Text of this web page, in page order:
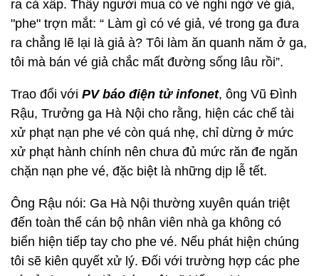
ra cả xấp. Thấy người mua có vẻ nghi ngờ vé giả,
"phe" trợn mắt: “ Làm gì có vé giả, vé trong ga đưa
ra chẳng lẽ lại là giả à? Tôi làm ăn quanh năm ở ga,
tôi mà bán vé giả chắc mất đường sống lâu rồi”.
Trao đổi với PV báo điện tử infonet, ông Vũ Đình
Rậu, Trưởng ga Hà Nội cho rằng, hiện các chế tài
xử phạt nạn phe vé còn quá nhẹ, chỉ dừng ở mức
xử phạt hành chính nên chưa đủ mức răn đe ngăn
chặn nạn phe vé, đặc biệt là những dịp lễ tết.
Ông Rậu nói: Ga Hà Nội thường xuyên quán triệt
đến toàn thể cán bộ nhân viên nhà ga không có
biển hiện tiếp tay cho phe vé. Nếu phát hiện chúng
tôi sẽ kiên quyết xử lý. Đối với trường hợp các phe